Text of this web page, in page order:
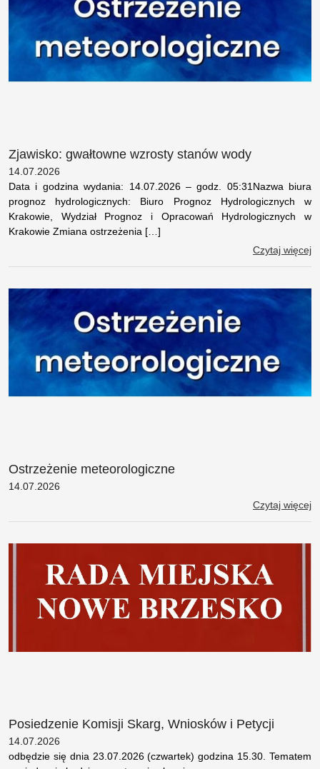
Zjawisko: gwałtowne wzrosty stanów wody
14.07.2026
Data i godzina wydania: 14.07.2026 – godz. 05:31Nazwa biura
prognoz hydrologicznych: Biuro Prognoz Hydrologicznych w
Krakowie, Wydział Prognoz i Opracowań Hydrologicznych w
Krakowie Zmiana ostrzeżenia […]
Czytaj więcej
Ostrzeżenie meteorologiczne
14.07.2026
Czytaj więcej
Posiedzenie Komisji Skarg, Wniosków i Petycji
14.07.2026
odbędzie się dnia 23.07.2026 (czwartek) godzina 15.30. Tematem